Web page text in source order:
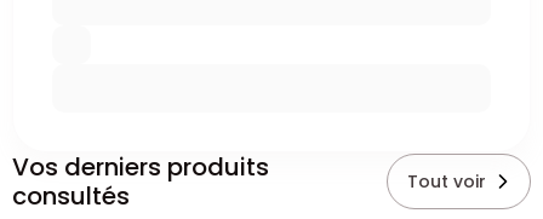
Vos derniers produits
consultés
Tout voir